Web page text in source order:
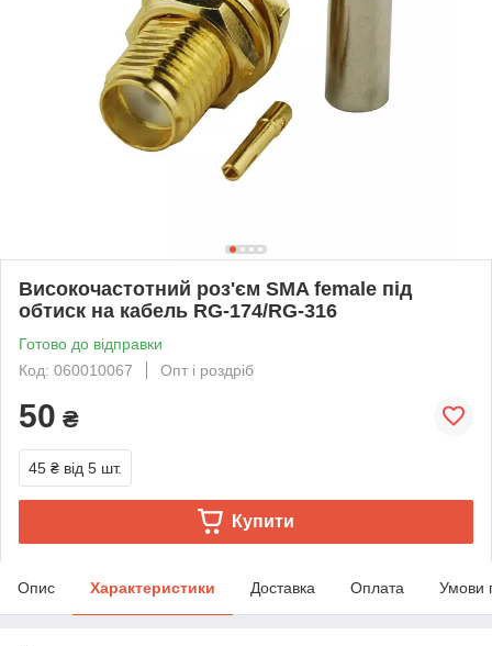
Високочастотний роз'єм SMA female під
обтиск на кабель RG-174/RG-316
Готово до відправки
Код: 060010067
Опт і роздріб
50 ₴
45 ₴ від 5 шт.
Купити
Опис Характеристики Доставка Оплата Умови